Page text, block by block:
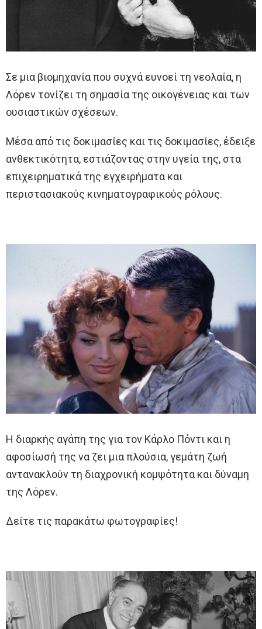
Σε μια βιομηχανία που συχνά ευνοεί τη νεολαία, η
Λόρεν τονίζει τη σημασία της οικογένειας και των
ουσιαστικών σχέσεων.
Μέσα από τις δοκιμασίες και τις δοκιμασίες, έδειξε
ανθεκτικότητα, εστιάζοντας στην υγεία της, στα
επιχειρηματικά της εγχειρήματα και
περιστασιακούς κινηματογραφικούς ρόλους.
Η διαρκής αγάπη της για τον Κάρλο Πόντι και η
αφοσίωσή της να ζει μια πλούσια, γεμάτη ζωή
αντανακλούν τη διαχρονική κομψότητα και δύναμη
της Λόρεν.
Δείτε τις παρακάτω φωτογραφίες!